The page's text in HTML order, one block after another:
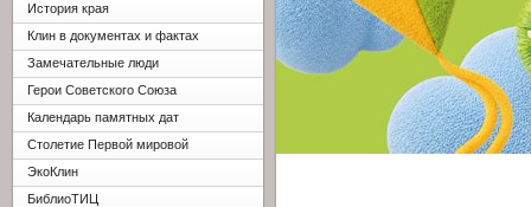
История края
Клин в документах и фактах
Замечательные люди
Герои Советского Союза
Календарь памятных дат
Столетие Первой мировой
ЭкоКлин
БиблиоТИЦ